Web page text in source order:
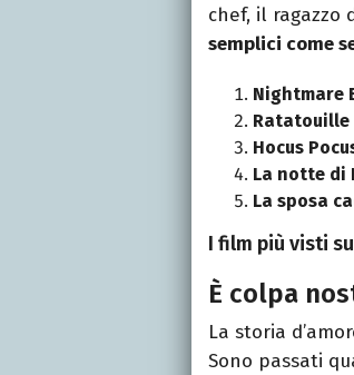
chef, il ragazzo
semplici come
Nightmare
Ratatouille
Hocus
La notte di
La sposa
I film più visti
È colpa
La storia
Sono passati